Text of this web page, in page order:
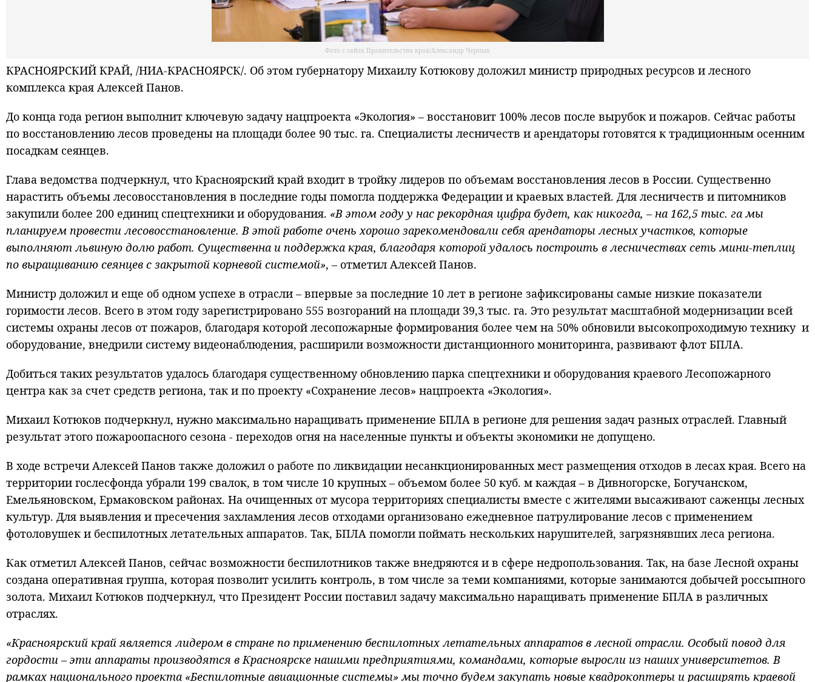
Фото с сайта Правительства края/Александр Черных
КРАСНОЯРСКИЙ КРАЙ, /НИА-КРАСНОЯРСК/. Об этом губернатору Михаилу Котюкову доложил министр природных ресурсов и лесного
комплекса края Алексей Панов.
До конца года регион выполнит ключевую задачу нацпроекта «Экология» – восстановит 100% лесов после вырубок и пожаров. Сейчас работы
по восстановлению лесов проведены на площади более 90 тыс. га. Специалисты лесничеств и арендаторы готовятся к традиционным осенним
посадкам сеянцев.
Глава ведомства подчеркнул, что Красноярский край входит в тройку лидеров по объемам восстановления лесов в России. Существенно
нарастить объемы лесовосстановления в последние годы помогла поддержка Федерации и краевых властей. Для лесничеств и питомников
закупили более 200 единиц спецтехники и оборудования. «В этом году у нас рекордная цифра будет, как никогда, – на 162,5 тыс. га мы
планируем провести лесовосстановление. В этой работе очень хорошо зарекомендовали себя арендаторы лесных участков, которые
выполняют львиную долю работ. Существенна и поддержка края, благодаря которой удалось построить в лесничествах сеть мини-теплиц
по выращиванию сеянцев с закрытой корневой системой», – отметил Алексей Панов.
Министр доложил и еще об одном успехе в отрасли – впервые за последние 10 лет в регионе зафиксированы самые низкие показатели
горимости лесов. Всего в этом году зарегистрировано 555 возгораний на площади 39,3 тыс. га. Это результат масштабной модернизации всей
системы охраны лесов от пожаров, благодаря которой лесопожарные формирования более чем на 50% обновили высокопроходимую технику и
оборудование, внедрили систему видеонаблюдения, расширили возможности дистанционного мониторинга, развивают флот БПЛА.
Добиться таких результатов удалось благодаря существенному обновлению парка спецтехники и оборудования краевого Лесопожарного
центра как за счет средств региона, так и по проекту «Сохранение лесов» нацпроекта «Экология».
Михаил Котюков подчеркнул, нужно максимально наращивать применение БПЛА в регионе для решения задач разных отраслей. Главный
результат этого пожароопасного сезона - переходов огня на населенные пункты и объекты экономики не допущено.
В ходе встречи Алексей Панов также доложил о работе по ликвидации несанкционированных мест размещения отходов в лесах края. Всего на
территории гослесфонда убрали 199 свалок, в том числе 10 крупных – объемом более 50 куб. м каждая – в Дивногорске, Богучанском,
Емельяновском, Ермаковском районах. На очищенных от мусора территориях специалисты вместе с жителями высаживают саженцы лесных
культур. Для выявления и пресечения захламления лесов отходами организовано ежедневное патрулирование лесов с применением
фотоловушек и беспилотных летательных аппаратов. Так, БПЛА помогли поймать нескольких нарушителей, загрязнявших леса региона.
Как отметил Алексей Панов, сейчас возможности беспилотников также внедряются и в сфере недропользования. Так, на базе Лесной охраны
создана оперативная группа, которая позволит усилить контроль, в том числе за теми компаниями, которые занимаются добычей россыпного
золота. Михаил Котюков подчеркнул, что Президент России поставил задачу максимально наращивать применение БПЛА в различных
отраслях.
«Красноярский край является лидером в стране по применению беспилотных летательных аппаратов в лесной отрасли. Особый повод для
гордости – эти аппараты производятся в Красноярске нашими предприятиями, командами, которые выросли из наших университетов. В
рамках национального проекта «Беспилотные авиационные системы» мы точно будем закупать новые квадрокоптеры и расширять краевой